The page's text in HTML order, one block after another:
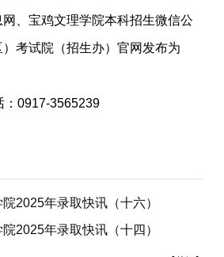
、宝鸡文理学院本科招生微信公
考试院（招生办）官网发布为
0917-3565239
2025年录取快讯（十六）
2025年录取快讯（十四）